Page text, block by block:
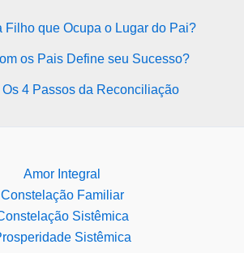
Filho que Ocupa o Lugar do Pai?
os Pais Define seu Sucesso?
Os 4 Passos da Reconciliação
Amor Integral
Constelação Familiar
Sistêmica
Sistêmica